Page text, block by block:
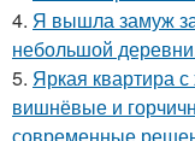
4. Я вышла замуж
небольшой
5. Яркая квартира
вишнёвые и
современные